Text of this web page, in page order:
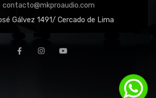
contacto@mkproaudio.com
Gálvez 1491/ Cercado de Lima